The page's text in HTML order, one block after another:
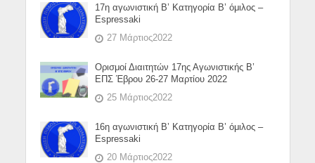
17η αγωνιστική Β’ Κατηγορία Β’ όμιλος –
Espressaki
27 Μάρτιος2022
Ορισμοί Διαιτητών 17ης Αγωνιστικής Β’
ΕΠΣ Έβρου 26-27 Μαρτίου 2022
25 Μάρτιος2022
16η αγωνιστική Β’ Κατηγορία Β’ όμιλος –
Espressaki
20 Μάρτιος2022